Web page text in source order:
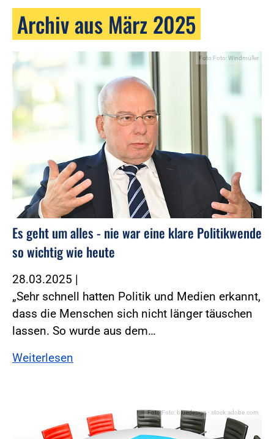
Archiv aus März 2025
Foto:Foto: Windmüller
Es geht um alles - nie war eine klare Politikwende
so wichtig wie heute
28.03.2025 |
„Sehr schnell hatten Politik und Medien erkannt,
dass die Menschen sich nicht länger täuschen
lassen. So wurde aus dem…
Weiterlesen
Foto:Foto: bluedesign - stock.adobe.com